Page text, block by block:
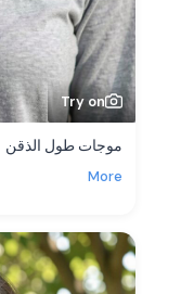
Try on
موجات طول الذقن
More